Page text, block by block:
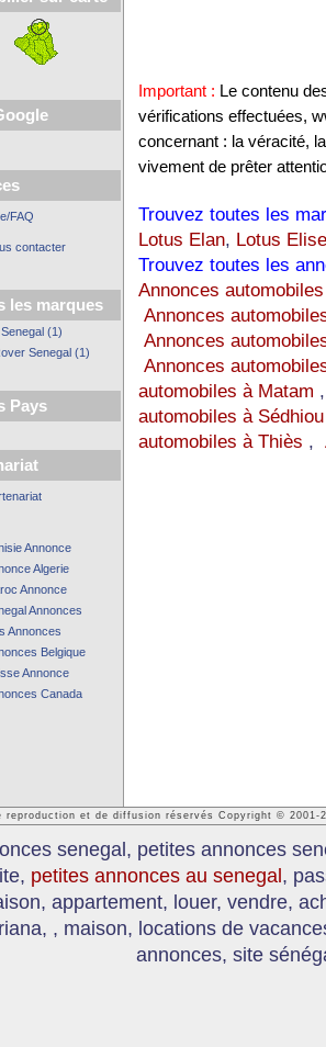
FAQ
contacter
les marques
(1)
Senegal (1)
Pays
Annonce
Algerie
Annonce
Annonces
Annonces
Belgique
Annonce
Canada
Important : Le contenu
vérifications effectuées,
concernant : la véracité,
vivement de prêter
Trouvez toutes les
Lotus Elan, Lotus Elise
Trouvez toutes les
Annonces
Annonces
Annonces
Annonces
automobiles à Matam
automobiles à Sédhiou
automobiles à Thiès ,
reproduction et de diffusion réservés Copyright © 2001-
senegal, petites annonces
petites annonces au senegal ,
appartement, louer, vendre,
, maison, locations de
annonces, site